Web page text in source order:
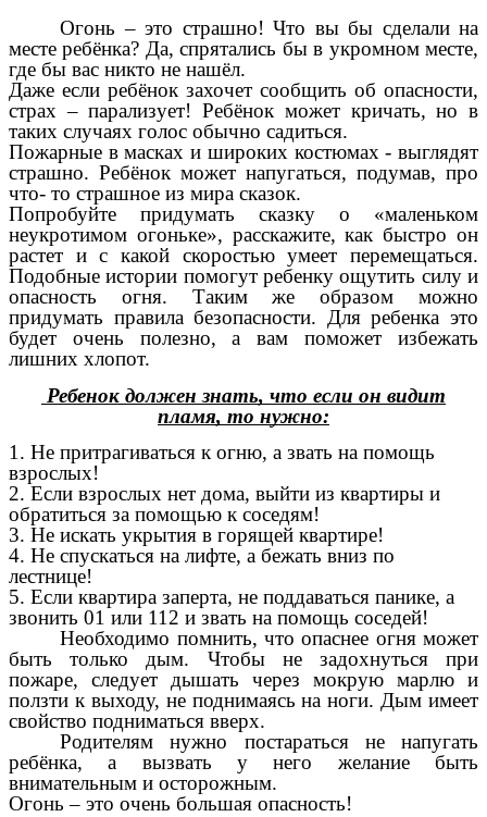
Огонь – это страшно! Что вы бы сделали на
месте ребёнка? Да, спрятались бы в укромном месте,
где бы вас никто не нашёл.
Даже если ребёнок захочет сообщить об опасности,
страх – парализует! Ребёнок может кричать, но в
таких случаях голос обычно садиться.
Пожарные в масках и широких костюмах - выглядят
страшно. Ребёнок может напугаться, подумав, про
что- то страшное из мира сказок.
Попробуйте придумать сказку о «маленьком
неукротимом огоньке», расскажите, как быстро он
растет и с какой скоростью умеет перемещаться.
Подобные истории помогут ребенку ощутить силу и
опасность огня. Таким же образом можно
придумать правила безопасности. Для ребенка это
будет очень полезно, а вам поможет избежать
лишних хлопот.
Ребенок должен знать, что если он видит
пламя, то нужно:
1. Не притрагиваться к огню, а звать на помощь
взрослых!
2. Если взрослых нет дома, выйти из квартиры и
обратиться за помощью к соседям!
3. Не искать укрытия в горящей квартире!
4. Не спускаться на лифте, а бежать вниз по
лестнице!
5. Если квартира заперта, не поддаваться панике, а
звонить 01 или 112 и звать на помощь соседей!
Необходимо помнить, что опаснее огня может
быть только дым. Чтобы не задохнуться при
пожаре, следует дышать через мокрую марлю и
ползти к выходу, не поднимаясь на ноги. Дым имеет
свойство подниматься вверх.
Родителям нужно постараться не напугать
ребёнка, а вызвать у него желание быть
внимательным и осторожным.
Огонь – это очень большая опасность!